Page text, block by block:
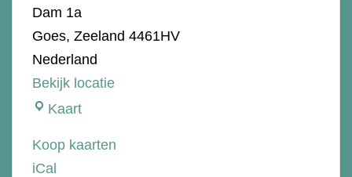
Dam 1a
Goes, Zeeland 4461HV
Nederland
Bekijk locatie
KaartSlijterij
de
Koop kaarten
iCal